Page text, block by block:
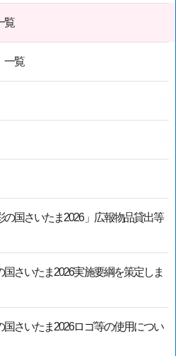
覧
一覧
の国さいたま2026」広報物品貸出等
さいたま2026実施要綱を策定しま
さいたま2026ロゴ等の使用につい